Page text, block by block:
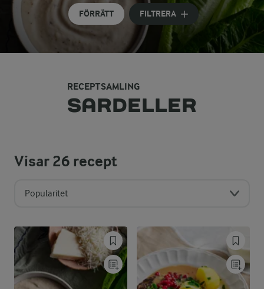
FÖRRÄTT FILTRERA
RECEPTSAMLING
SARDELLER
Visar26 recept
Popularitet